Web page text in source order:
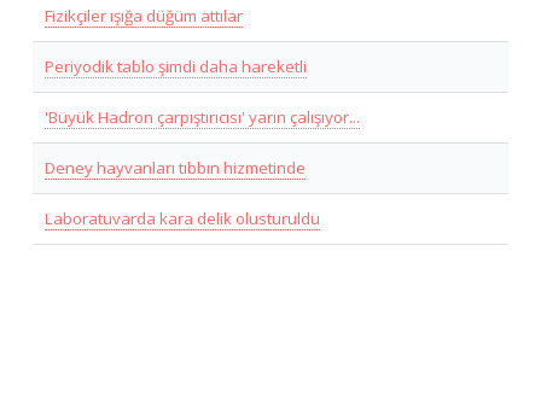
Fizikçiler ışığa düğüm attılar
Periyodik tablo şimdi daha hareketli
'Büyük Hadron çarpıştırıcısı' yarın çalışıyor...
Deney hayvanları tıbbın hizmetinde
Laboratuvarda kara delik olusturuldu